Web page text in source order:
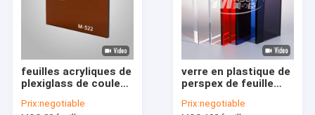
feuilles acryliques de
plexiglass de couleur
de 5mm
Prix:negotiable
verre en plastique de
perspex de feuille
couleur 1220x2440
Prix:negotiable